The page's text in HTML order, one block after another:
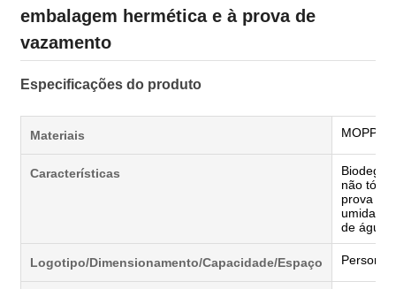
embalagem hermética e à prova de
vazamento
Especificações do produto
Materiais MOPP/
Características
não
prova de
de água
Logotipo/Dimensionamento/Capacidade/Espaço